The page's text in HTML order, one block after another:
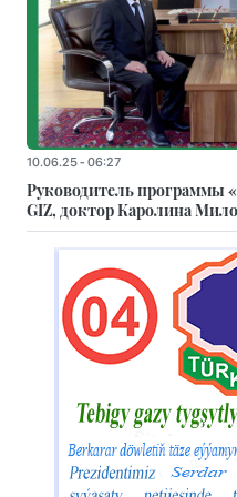
10.06.25 - 06:27
Руководитель программы
GIZ, доктор Каролина